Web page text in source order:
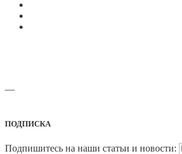
—
ПОДПИСКА
Подпишитесь на наши статьи и новости: